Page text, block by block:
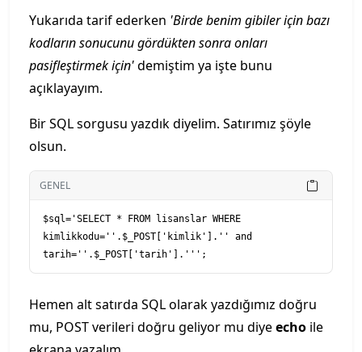
Yukarıda tarif ederken 'Birde benim gibiler için bazı
kodların sonucunu gördükten sonra onları
pasifleştirmek için'demiştim ya işte bunu
açıklayayım.
Bir SQL sorgusu yazdık diyelim. Satırımız şöyle
olsun.
GENEL
$sql='SELECT * FROM lisanslar WHERE
kimlikkodu=''.$_POST['kimlik'].'' and
tarih=''.$_POST['tarih'].''';
Hemen alt satırda SQL olarak yazdığımız doğru
mu, POST verileri doğru geliyor mu diyeecho ile